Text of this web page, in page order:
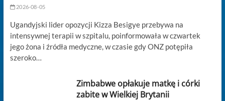
2026-08-05
Ugandyjski lider opozycji Kizza Besigye przebywa na
intensywnej terapii w szpitalu, poinformowała w czwartek
jego żona i źródła medyczne, w czasie gdy ONZ potępiła
szeroko…
Zimbabwe opłakuje matkę i córki
zabite w Wielkiej Brytanii